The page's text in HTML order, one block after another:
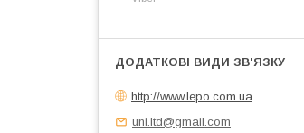
http://www.lepo.com.ua
uni.ltd@gmail.com